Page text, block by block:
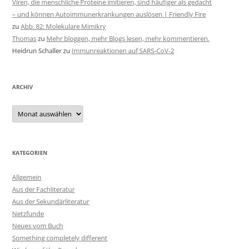
Viren, die menschliche Proteine imitieren, sind häufiger als gedacht
– und können Autoimmunerkrankungen auslösen | Friendly Fire
zu Abb. 82: Molekulare Mimikry
Thomaszu Mehr bloggen, mehr Blogs lesen, mehr kommentieren.
Heidrun Schallerzu Immunreaktionen auf SARS-CoV-2
ARCHIV
Archiv
KATEGORIEN
Allgemein
Aus der Fachliteratur
Aus der Sekundärliteratur
Netzfunde
Neues vom Buch
Something completely different